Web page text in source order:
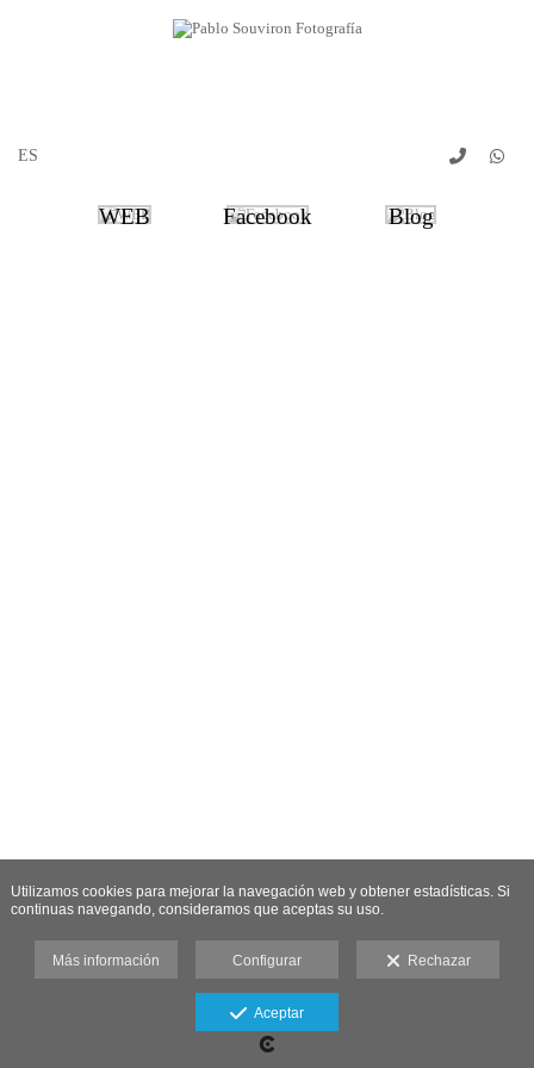
WEB Facebook Blog
Utilizamos cookies para mejorar la navegación web y obtener estadísticas. Si
continuas navegando, consideramos que aceptas su uso.
Más información Configurar Rechazar
Aceptar